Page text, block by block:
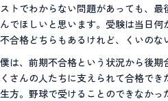
ストでわからない問題があっても、
んでほしいと思います。受験は当日何
不合格どちらもあるけれど、くいのな
僕は、前期不合格という状況から後
くさんの人たちに支えられて合格で
生方。野球で受けることのできなか